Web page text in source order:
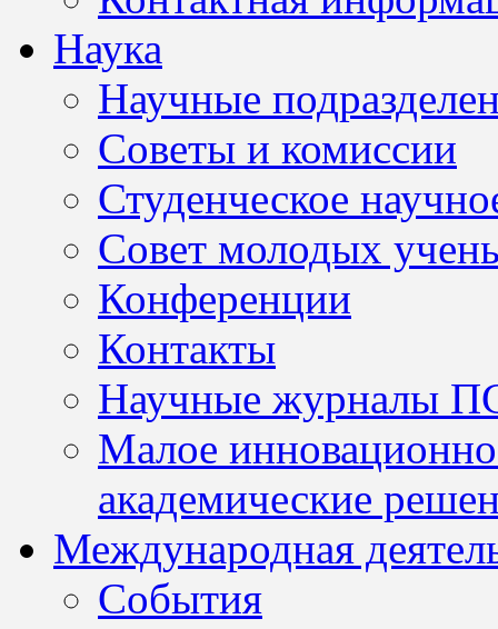
Наука
Научные
Советы и комиссии
Студенческое
Совет молодых
Конференции
Контакты
Научные журналы
Малое
академические
Международная
События